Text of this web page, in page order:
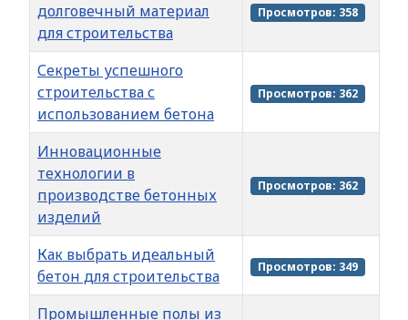
долговечный материал
для строительства
Просмотров: 358
Секреты успешного
строительства с
использованием бетона
Просмотров: 362
Инновационные
технологии в
производстве бетонных
изделий
Просмотров: 362
Как выбрать идеальный
бетон для строительства
Просмотров: 349
Промышленные полы из